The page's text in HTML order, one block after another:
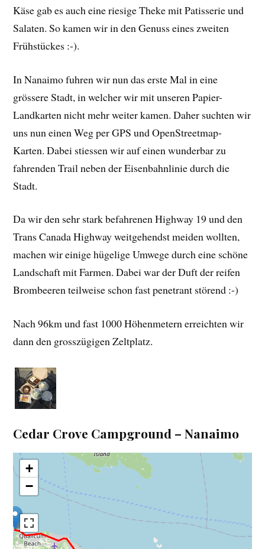
Käse gab es auch eine riesige Theke mit Patisserie und
Salaten. So kamen wir in den Genuss eines zweiten
Frühstückes :-).
In Nanaimo fuhren wir nun das erste Mal in eine
grössere Stadt, in welcher wir mit unseren Papier-
Landkarten nicht mehr weiter kamen. Daher suchten wir
uns nun einen Weg per GPS und OpenStreetmap-
Karten. Dabei stiessen wir auf einen wunderbar zu
fahrenden Trail neben der Eisenbahnlinie durch die
Stadt.
Da wir den sehr stark befahrenen Highway 19 und den
Trans Canada Highway weitgehendst meiden wollten,
machen wir einige hügelige Umwege durch eine schöne
Landschaft mit Farmen. Dabei war der Duft der reifen
Brombeeren teilweise schon fast penetrant störend :-)
Nach 96km und fast 1000 Höhenmetern erreichten wir
dann den grosszügigen Zeltplatz.
Cedar Crove Campground – Nanaimo
+
−